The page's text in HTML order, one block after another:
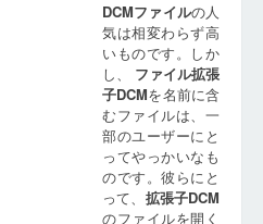
DCMファイルの人
気は相変わらず高
いものです。しか
し、 ファイル拡張
子DCMを名前に含
むファイルは、一
部のユーザーにと
ってやっかいなも
のです。彼らにと
って、 拡張子DCM
のファイルを開く